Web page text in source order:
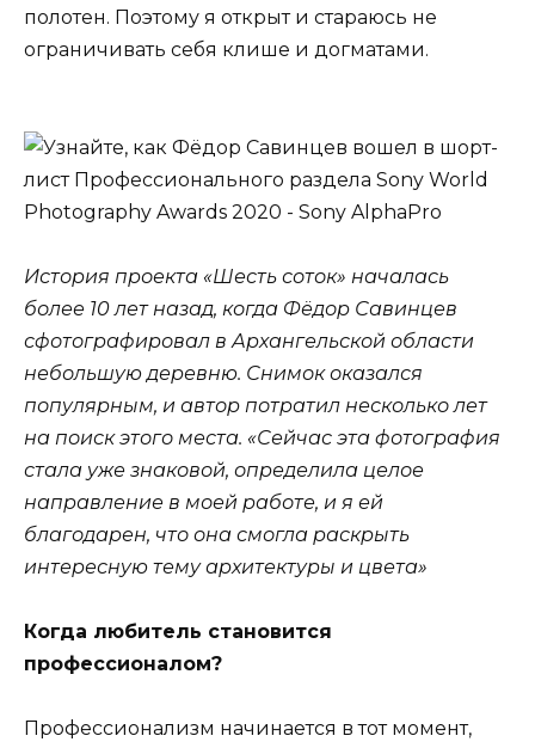
полотен. Поэтому я открыт и стараюсь не
ограничивать себя клише и догматами.
История проекта «Шесть соток» началась
более 10 лет назад, когда Фёдор Савинцев
сфотографировал в Архангельской области
небольшую деревню. Снимок оказался
популярным, и автор потратил несколько лет
на поиск этого места. «Сейчас эта фотография
стала уже знаковой, определила целое
направление в моей работе, и я ей
благодарен, что она смогла раскрыть
интересную тему архитектуры и цвета»
Когда любитель становится
профессионалом?
Профессионализм начинается в тот момент,